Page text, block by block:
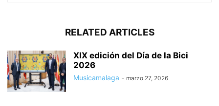
RELATED ARTICLES
XIX edición del Día de la Bici
2026
Musicamalaga - marzo 27, 2026